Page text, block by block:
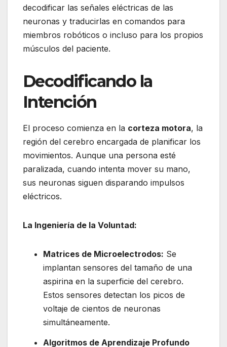
decodificar las señales eléctricas de las
neuronas y traducirlas en comandos para
miembros robóticos o incluso para los propios
músculos del paciente.
Decodificando la
Intención
El proceso comienza en la corteza motora, la
región del cerebro encargada de planificar los
movimientos. Aunque una persona esté
paralizada, cuando intenta mover su mano,
sus neuronas siguen disparando impulsos
eléctricos.
La Ingeniería de la Voluntad:
Matrices de Microelectrodos: Se
implantan sensores del tamaño de una
aspirina en la superficie del cerebro.
Estos sensores detectan los picos de
voltaje de cientos de neuronas
simultáneamente.
Algoritmos de Aprendizaje Profundo